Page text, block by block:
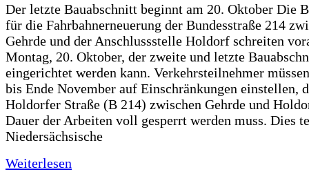
Der letzte Bauabschnitt beginnt am 20. Oktober Die
für die Fahrbahnerneuerung der Bundesstraße 214
Gehrde und der Anschlussstelle Holdorf schreiten
Montag, 20. Oktober, der zweite und letzte
eingerichtet werden kann. Verkehrsteilnehmer
bis Ende November auf Einschränkungen einstellen,
Holdorfer Straße (B 214) zwischen Gehrde und
Dauer der Arbeiten voll gesperrt werden muss. Dies
Niedersächsische
Weiterlesen